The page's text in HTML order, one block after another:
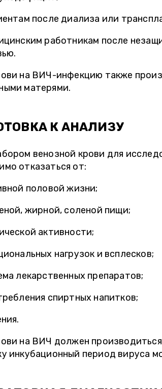
после диализа или
работникам после
на ВИЧ-инфекцию также
матерями.
К АНАЛИЗУ
венозной крови для
отказаться от:
половой жизни;
жирной, соленой пищи;
активности;
нагрузок и всплесков;
лекарственных препаратов;
спиртных напитков;
на ВИЧ должен производиться
инкубационный период вируса